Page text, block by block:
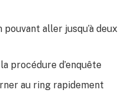
pouvant aller jusqu’à deux
procédure d’enquête
au ring rapidement